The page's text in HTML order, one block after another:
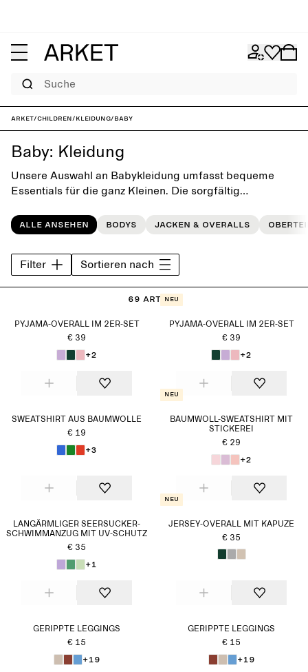
Suche
ARKET/Children/Kleidung/Baby
Baby: Kleidung
Unsere Auswahl an Babykleidung umfasst bequeme
Essentials für die ganz Kleinen. Die sorgfältig
verspieltes, einfaches Design aus, bei dem
Tragekomfort und Weichheit im Vordergrund stehen.
Alle ansehen Bodys Jacken & Overalls
Filter Sortieren nach
69 Artikel
PYJAMA-OVERALL IM 2ER-SET
€ 39
+2
Neu
PYJAMA-OVERALL IM 2ER-SET
€ 39
+2
SWEATSHIRT AUS BAUMWOLLE
€ 19
+3
Neu
BAUMWOLL-SWEATSHIRT MIT
STICKEREI
€ 29
+2
LANGÄRMLIGER SEERSUCKER-
SCHWIMMANZUG MIT UV-SCHUTZ
€ 35
+1
Neu
JERSEY-OVERALL MIT KAPUZE
€ 35
GERIPPTE LEGGINGS
€ 15
+19
GERIPPTE LEGGINGS
€ 15
+19